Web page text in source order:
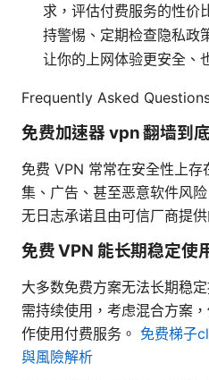
求，评估付费服务的性价
持警惕、定期检查隐私政
让你的上网体验更安全、
Frequently Asked
免费加速器 vpn 翻墙到
免费 VPN 常常在安全性上
集、广告、甚至恶意软件风
无日志承诺且由可信厂商提
免费 VPN 能长期稳定使
大多数免费方案无法长期稳
需持续使用，考虑混合方案
作使用付费服务。 免费梯子
與風險解析